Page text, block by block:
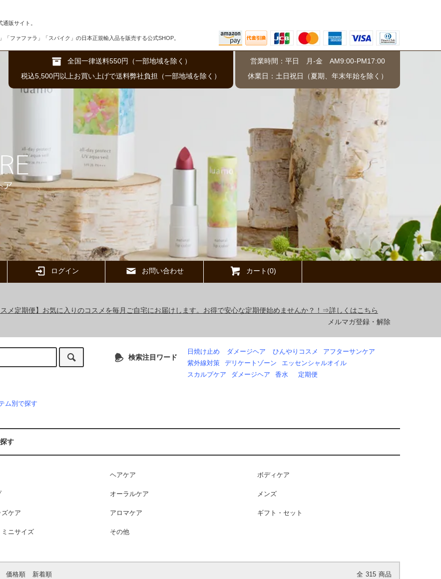
販サイト。
ファファラ」「スパイク」の日本正規輸入品を販売する公式SHOP。
全国一律送料550円（一部地域を除く）
税込5,500円以上お買い上げで送料弊社負担（一部地域を除く）
営業時間：平日 月-金 AM9:00-PM17:00
休業日：土日祝日（夏期、年末年始を除く）
ログイン お問い合わせ カート(0)
メ定期便】お気に入りのコスメを毎月ご自宅にお届けします。お得で安心な定期便始めませんか？！⇒詳しくはこちら
メルマガ登録・解除
検索注目ワード
日焼け止め ダメージヘア ひんやりコスメ
アフターサンケア
紫外線対策
デリケートゾーン
エッセンシャルオイル
スカルプケア
ダメージヘア 香水 定期便
ム別で探す
す
ヘアケア ボディケア
オーラルケア メンズ
ケア アロマケア ギフト・セット
ミニサイズ その他
価格順 新着順 全 315 商品